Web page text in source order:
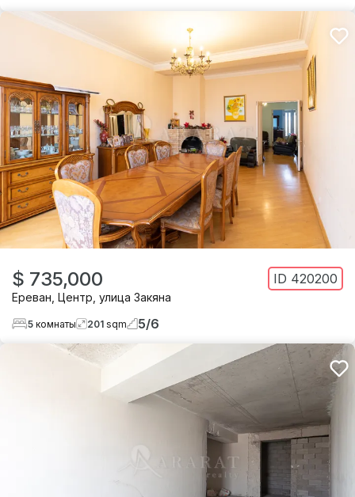
$ 735,000 ID 420200
Ереван Центр улица Закяна
5 комнаты 201 sqm 5/6